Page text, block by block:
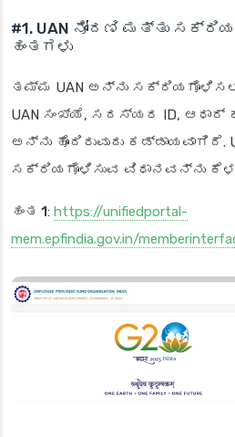
#1. UAN ನೋಂದಣಿ ಮತ್ತು
ಹಂತಗಳು
ತಮ್ಮ UAN ಅನ್ನು
UAN ಸಂಖ್ಯೆ, ಸದಸ್ಯರ ID, ಆಧಾರ್
ಅನ್ನು ಹೊಂದಿರುವುದು ಕಡ್ಡಾಯವಾಗಿದೆ.
ಸಕ್ರಿಯಗೊಳಿಸುವ ವಿಧಾನವನ್ನು
ಹಂತ 1: https://unifiedportal-
mem.epfindia.gov.in/